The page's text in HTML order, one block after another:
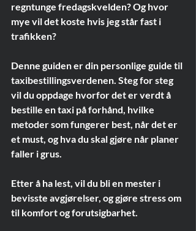
regntunge fredagskvelden? Og hvor
mye vil det koste hvis jeg står fast i
trafikken?
Denne guiden er din personlige guide til
taxibestillingsverdenen. Steg for steg
vil du oppdage hvorfor det er verdt å
bestille en taxi på forhånd, hvilke
metoder som fungerer best, når det er
et must, og hva du skal gjøre når planer
faller i grus.
Etter å ha lest, vil du bli en mester i
bevisste avgjørelser, og gjøre stress om
til komfort og forutsigbarhet.